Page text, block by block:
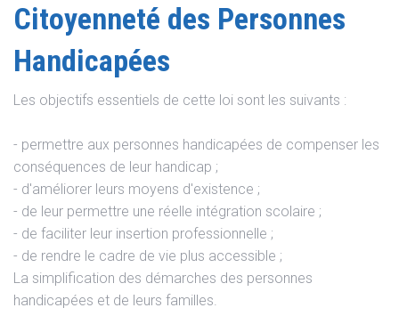
Citoyenneté des Personnes
Handicapées
Les objectifs essentiels de cette loi sont les suivants :
- permettre aux personnes handicapées de compenser les
conséquences de leur handicap ;
- d'améliorer leurs moyens d'existence ;
- de leur permettre une réelle intégration scolaire ;
- de faciliter leur insertion professionnelle ;
- de rendre le cadre de vie plus accessible ;
La simplification des démarches des personnes
handicapées et de leurs familles.